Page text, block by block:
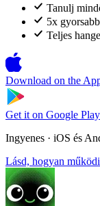
Tanulj
5x
Teljes
Download on the
Get it on Google Play
Ingyenes · iOS és
Lásd, hogyan